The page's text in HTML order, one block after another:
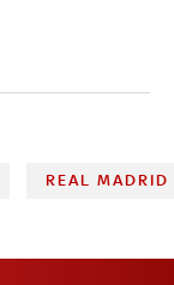
REAL MADRID